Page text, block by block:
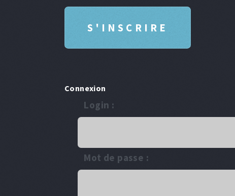
Connexion
Login :
Mot de passe :